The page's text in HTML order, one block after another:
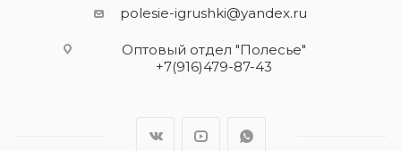
polesie-igrushki@yandex.ru
Оптовый отдел "Полесье"
+7(916)479-87-43